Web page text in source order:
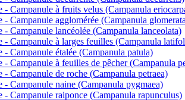
- Campanule à fruits velus (Campanula
- Campanule agglomérée (Campanula
- Campanule lancéolée (Campanula lanceolata)
- Campanule à larges feuilles (Campanula
- Campanule étalée (Campanula patula)
- Campanule à feuilles de pêcher (Campanula
- Campanule de roche (Campanula petraea)
- Campanule naine (Campanula pygmaea)
- Campanule raiponce (Campanula rapunculus)